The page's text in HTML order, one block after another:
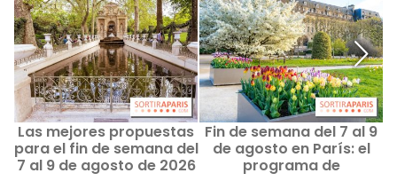
Las mejores propuestas
para el fin de semana del
7 al 9 de agosto de 2026
Fin de semana del 7 al 9
de agosto en París: el
programa de